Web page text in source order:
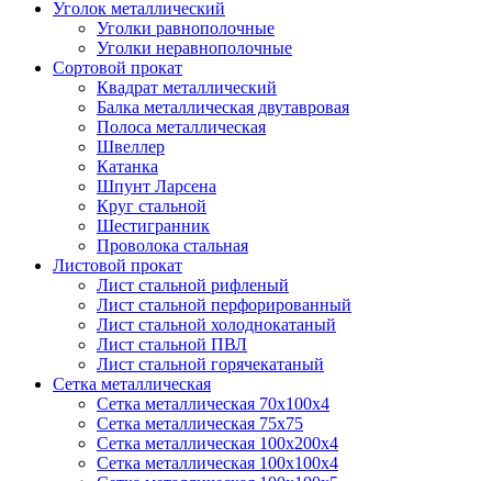
Уголок металлический
Уголки равнополочные
Уголки неравнополочные
Сортовой прокат
Квадрат металлический
Балка металлическая двутавровая
Полоса металлическая
Швеллер
Катанка
Шпунт Ларсена
Круг стальной
Шестигранник
Проволока стальная
Листовой прокат
Лист стальной рифленый
Лист стальной перфорированный
Лист стальной холоднокатаный
Лист стальной ПВЛ
Лист стальной горячекатаный
Сетка металлическая
Сетка металлическая 70х100х4
Сетка металлическая 75х75
Сетка металлическая 100х200х4
Сетка металлическая 100х100х4